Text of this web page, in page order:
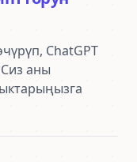
ChatGPT
аны